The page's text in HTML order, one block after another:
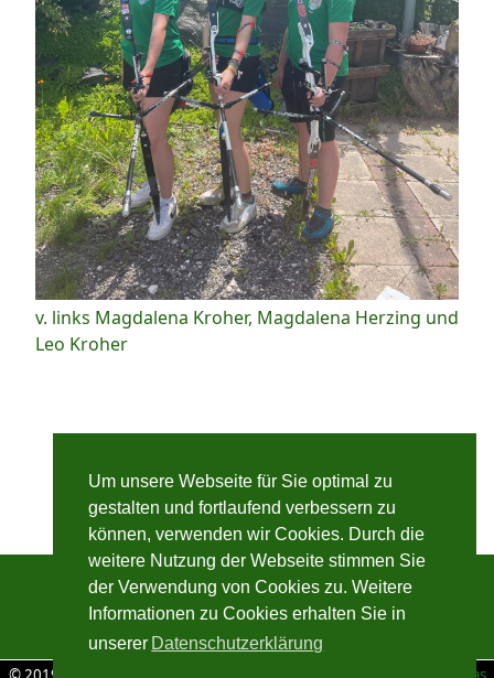
Um unsere Webseite für Sie optimal zu
gestalten und fortlaufend verbessern zu
können, verwenden wir Cookies. Durch die
weitere Nutzung der Webseite stimmen Sie
der Verwendung von Cookies zu. Weitere
Informationen zu Cookies erhalten Sie in
unserer Datenschutzerklärung
v. links Magdalena Kroher, Magdalena Herzing und
Leo Kroher